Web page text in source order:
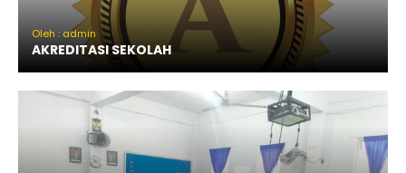
Oleh : admin
AKREDITASI SEKOLAH